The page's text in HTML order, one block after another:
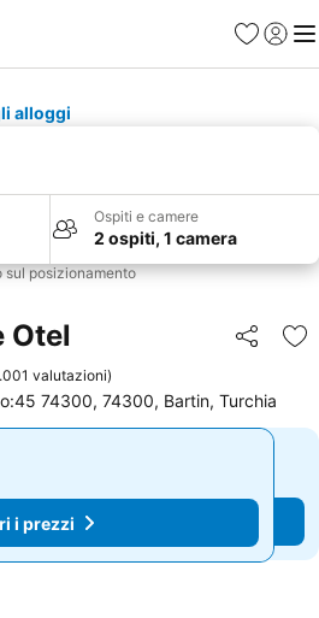
PreferitiAccedi
alloggi
Ospiti e camere
2 ospiti, 1 camera
sul posizionamento
Otel Condividi
valutazioni)
74300, 74300, Bartin, Turchia
i prezzi
i prezzi